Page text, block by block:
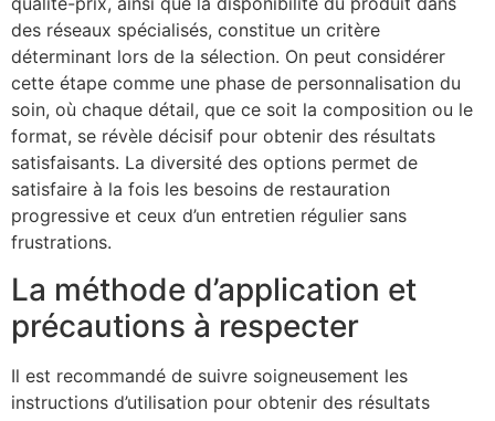
des réseaux spécialisés, constitue un critère
déterminant lors de la sélection. On peut considérer
cette étape comme une phase de personnalisation du
soin, où chaque détail, que ce soit la composition ou le
format, se révèle décisif pour obtenir des résultats
satisfaisants. La diversité des options permet de
satisfaire à la fois les besoins de restauration
progressive et ceux d’un entretien régulier sans
frustrations.
La méthode d’application et
précautions à respecter
Il est recommandé de suivre soigneusement les
instructions d’utilisation pour obtenir des résultats